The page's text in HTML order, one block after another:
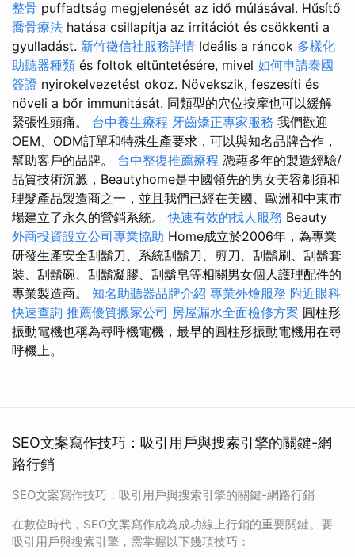
整骨 puffadtság megjelenését az idő múlásával. Hűsítő
喬骨療法 hatása csillapítja az irritációt és csökkenti a
gyulladást. 新竹徵信社服務詳情 Ideális a ráncok 多樣化
助聽器種類 és foltok eltüntetésére, mivel 如何申請泰國
簽證 nyirokelvezetést okoz. Növekszik, feszesíti és
növeli a bőr immunitását. 同類型的穴位按摩也可以緩解
緊張性頭痛。 台中養生療程 牙齒矯正專家服務 我們歡迎
OEM、ODM訂單和特殊生產要求，可以與知名品牌合作，
幫助客戶的品牌。 台中整復推薦療程 憑藉多年的製造經驗/
品質技術沉澱，Beautyhome是中國領先的男女美容剃須和
理髮產品製造商之一，並且我們已經在美國、歐洲和中東市
場建立了永久的營銷系統。快速有效的找人服務 Beauty
外商投資設立公司專業協助 Home成立於2006年，為專業
研發生產安全刮鬍刀、系統刮鬍刀、剪刀、刮鬍刷、刮鬍套
裝、刮鬍碗、刮鬍凝膠、刮鬍皂等相關男女個人護理配件的
專業製造商。 知名助聽器品牌介紹 專業外燴服務 附近眼科
快速查詢 推薦優質搬家公司 房屋漏水全面檢修方案 圓柱形
振動電機也稱為尋呼機電機，最早的圓柱形振動電機用在尋
呼機上。
SEO文案寫作技巧：吸引用戶與搜索引擎的關鍵-網
路行銷
SEO文案寫作技巧：吸引用戶與搜索引擎的關鍵-網路行銷
在數位時代，SEO文案寫作成為成功線上行銷的重要關鍵。要
吸引用戶與搜索引擎，需掌握以下幾項技巧：